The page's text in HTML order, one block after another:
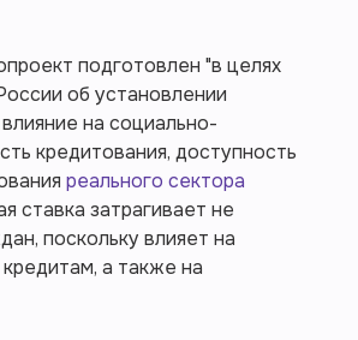
подготовлен "в целях
об установлении
на социально-
кредитования, доступность
реального сектора
ставка затрагивает не
поскольку влияет на
а также на